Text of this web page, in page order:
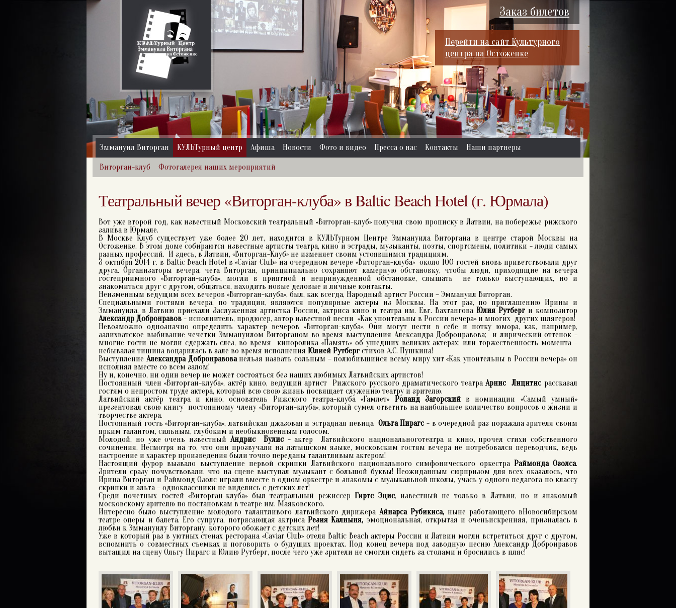
Заказ билетов
Перейти на сайт Культурного
центра на Остоженке
Эммануил Виторган КУЛЬТурный центр Афиша Новости Фото и видео Пресса о нас Контакты Наши партнеры
Виторган-клуб Фотогалерея наших мероприятий
Театральный вечер «Виторган-клуба» в Baltic Beach Hotel (г. Юрмала)
Вот уже второй год, как известный Московский театральный «Виторган-клуб» получил свою прописку в Латвии, на побережье рижского
залива в Юрмале.
В Москве Клуб существует уже более 20 лет, находится в КУЛЬТурном Центре Эммануила Виторгана в центре старой Москвы на
Остоженке. В этом доме собираются известные артисты театра, кино и эстрады, музыканты, поэты, спортсмены, политики - люди самых
разных профессий. И здесь, в Латвии, «Виторган-Клуб» не изменяет своим устоявшимся традициям.
3 октября 2014 г. в Baltic Beach Hotel в «Caviar Club» на очередном вечере «Виторган-клуба» около 100 гостей вновь приветствовали друг
друга. Организаторы вечера, чета Виторган, принципиально сохраняют камерную обстановку, чтобы люди, приходящие на вечера
гостеприимного «Виторган-клуба», могли в приятной и непринужденной обстановке, слышать не только выступающих, но и
знакомиться друг с другом, общаться, находить новые деловые и личные контакты.
Неизменным ведущим всех вечеров «Виторган-клуба», был, как всегда, Народный артист России – Эммануил Виторган.
Специальными гостями вечера, по традиции, являются популярные актеры из Москвы. На этот раз, по приглашению Ирины и
Эммануила, в Латвию приехали Заслуженная артистка России, актриса кино и театра им. Евг. Вахтангова Юлия Рутберг и композитор
Александр Добронравов - исполнитель, продюсер, автор известной песни «Как упоительны в России вечера» и многих других шлягеров!
Невозможно однозначно определить характер вечеров «Виторган-клуба». Они могут нести в себе и нотку юмора, как, например,
залихватское выбивание чечетки Эммануилом Виторганом во время выступления Александра Добронравова; и лирический оттенок -
многие гости не могли сдержать слез, во время киноролика «Память» об ушедших великих актерах; или торжественность момента -
небывалая тишина воцарилась в зале во время исполнения Юлией Рутберг стихов А.С. Пушкина!
Выступление Александра Добронравованельзя назвать сольным – полюбившийся всему миру хит «Как упоительны в России вечера» он
исполнял вместе со всем залом!
Ну и, конечно, ни один вечер не может состояться без наших любимых Латвийских артистов!
Постоянный член «Виторган-клуба», актёр кино, ведущий артист Рижского русского драматического театраАрнис Лицитисрассказал
гостям о непростом труде актера, который всю свою жизнь посвящает служению театру и зрителю.
Латвийский актёр театра и кино, основатель Рижского театра-клуба «Гамлет» Роланд Загорскийв номинации «Самый умный»
презентовал свою книгу постоянному члену «Виторган-клуба», который сумел ответить на наибольшее количество вопросов о жизни и
творчестве актера.
Постоянный гость «Виторган-клуба», латвийская джазовая и эстрадная певица Ольга Пирагс- в очередной раз поражала зрителя своим
ярким талантом, сильным, глубоким и необыкновенным голосом.
Молодой, но уже очень известныйАндрис Булис- актер Латвийского национальноготеатра и кино, прочел стихи собственного
сочинения. Несмотря на то, что они прозвучали на латышском языке, московским гостям вечера не потребовался переводчик, ведь
настроение и характер произведения были точно переданы талантливым актером!
Настоящий фурор вызвало выступление первой скрипки Латвийского национального симфонического оркестраРаймонда Озолса.
Зрители сразу почувствовали, что на сцене выступал музыкант с большой буквы! Неожиданным сюрпризом для всех оказалось, что
Ирина Виторган и Раймонд Озолс играли вместе в одном оркестре и знакомы с музыкальной школы, учась у одного педагога по классу
скрипки и альта – одноклассники не виделись с детских лет!
Среди почетных гостей «Виторган-клуба» был театральный режиссерГиртс Эцис, известный не только в Латвии, но и знакомый
московскому зрителю по постановкам в театре им. Маяковского.
Интересно было выступление молодого талантливого латвийского дирижераАйнарса Рубикиса, ныне работающего вНовосибирском
театре оперы и балета. Его супруга, потрясающая актрисаРезия Калныня, эмоциональная, открытая и оченьискренняя, призналась в
любви к Эммануилу Виторгану, которого обожает с детских лет!
Уже в который раз в уютных стенах ресторана «Caviar Club» отеля Baltic Beach актеры России и Латвии могли встретиться друг с другом,
вспомнить о совместных съемках и поговорить о будущих проектах. Под конец вечера под заводную песню Александр Добронравов
вытащил на сцену Ольгу Пирагс и Юлию Рутберг, после чего уже зрители не смогли сидеть за столами и бросились в пляс!